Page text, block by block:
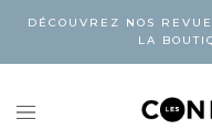
DÉCOUVREZ NOS
LA